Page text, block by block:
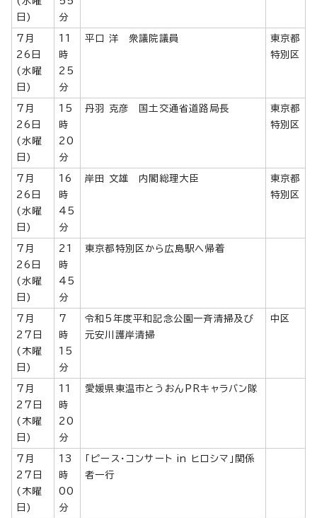
日)
分
7月
26日
(水曜
日)
11
時
25
分
平口 洋 衆議院議員
東京都
特別区
7月
26日
(水曜
日)
15
時
20
分
丹羽 克彦 国土交通省道路局長
東京都
特別区
7月
26日
(水曜
日)
16
時
45
分
岸田 文雄 内閣総理大臣
東京都
特別区
7月
26日
(水曜
日)
21
時
45
分
東京都特別区から広島駅へ帰着
7月
27日
(木曜
日)
7
時
15
分
令和5年度平和記念公園一斉清掃及び
元安川護岸清掃
中区
7月
27日
(木曜
日)
11
時
20
分
愛媛県東温市とうおんPRキャラバン隊
7月
27日
(木曜
日)
13
時
00
分
「ピース・コンサート in ヒロシマ」関係
者一行